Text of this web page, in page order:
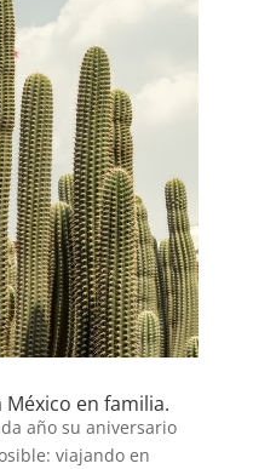
en familia.
año su aniversario
viajando en